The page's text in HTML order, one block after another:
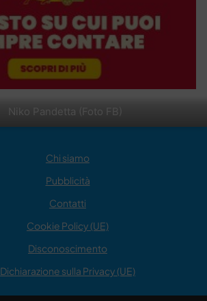
Niko Pandetta (Foto FB)
Chi siamo
Pubblicità
Contatti
Cookie Policy (UE)
Disconoscimento
Dichiarazione sulla Privacy (UE)